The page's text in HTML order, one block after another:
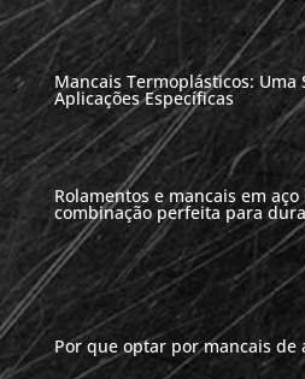
Mancais Termoplásticos: Uma
Aplicações Específicas
Rolamentos e mancais em
combinação perfeita para
Por que optar por mancais de